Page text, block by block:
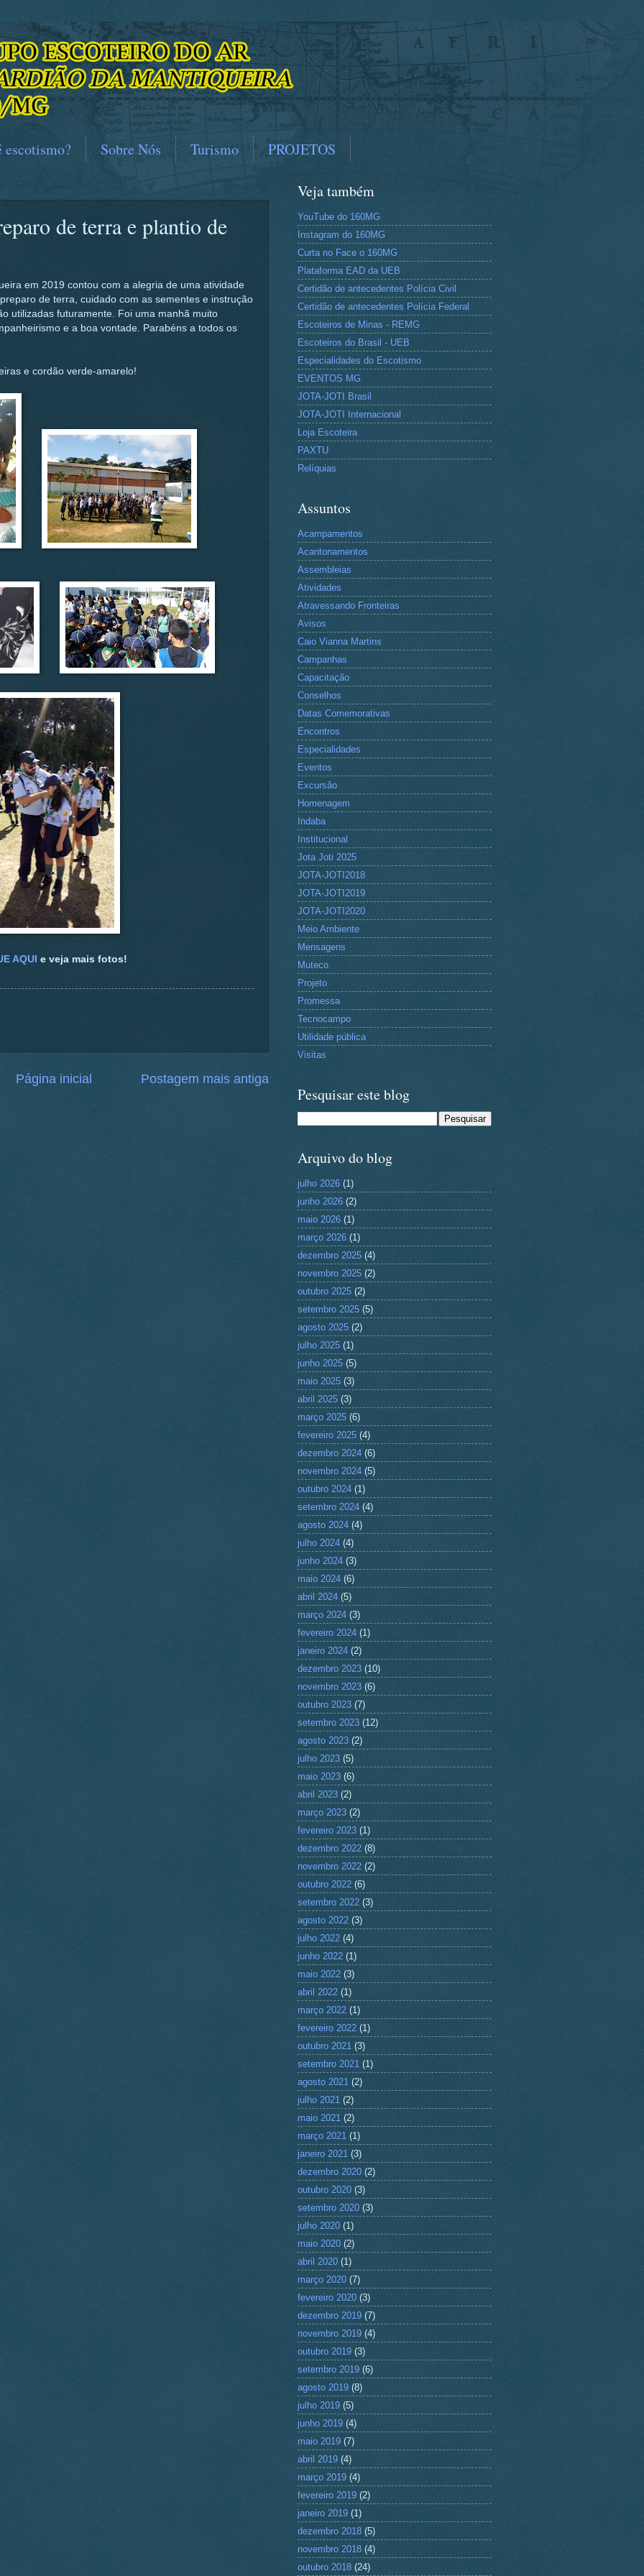
escotismo? Sobre Nós Turismo PROJETOS
de terra e plantio de
em 2019 contou com a alegria de uma atividade
de terra, cuidado com as sementes e instrução
utilizadas futuramente. Foi uma manhã muito
e a boa vontade. Parabéns a todos os
e cordão verde-amarelo!
AQUI e veja mais fotos!
Postagem mais antiga
Página inicial
Veja também
YouTube do 160MG
Instagram do 160MG
Curta no Face o 160MG
Plataforma EAD da UEB
Certidão de antecedentes Polícia Civil
Certidão de antecedentes Polícia Federal
Escoteiros de Minas - REMG
Escoteiros do Brasil - UEB
Especialidades do Escotismo
EVENTOS MG
JOTA-JOTI Brasil
JOTA-JOTI Internacional
Loja Escoteira
PAXTU
Relíquias
Assuntos
Acampamentos
Acantonamentos
Assembleias
Atividades
Atravessando Fronteiras
Avisos
Caio Vianna Martins
Campanhas
Capacitação
Conselhos
Datas Comemorativas
Encontros
Especialidades
Eventos
Excursão
Homenagem
Indaba
Institucional
Jota Joti 2025
JOTA-JOTI2018
JOTA-JOTI2019
JOTA-JOTI2020
Meio Ambiente
Mensagens
Muteco
Projeto
Promessa
Tecnocampo
Utilidade pública
Visitas
Pesquisar este blog
Arquivo do blog
julho 2026 (1)
junho 2026 (2)
maio 2026 (1)
março 2026 (1)
dezembro 2025 (4)
novembro 2025 (2)
outubro 2025 (2)
setembro 2025 (5)
agosto 2025 (2)
julho 2025 (1)
junho 2025 (5)
maio 2025 (3)
abril 2025 (3)
março 2025 (6)
fevereiro 2025 (4)
dezembro 2024 (6)
novembro 2024 (5)
outubro 2024 (1)
setembro 2024 (4)
agosto 2024 (4)
julho 2024 (4)
junho 2024 (3)
maio 2024 (6)
abril 2024 (5)
março 2024 (3)
fevereiro 2024 (1)
janeiro 2024 (2)
dezembro 2023 (10)
novembro 2023 (6)
outubro 2023 (7)
setembro 2023 (12)
agosto 2023 (2)
julho 2023 (5)
maio 2023 (6)
abril 2023 (2)
março 2023 (2)
fevereiro 2023 (1)
dezembro 2022 (8)
novembro 2022 (2)
outubro 2022 (6)
setembro 2022 (3)
agosto 2022 (3)
julho 2022 (4)
junho 2022 (1)
maio 2022 (3)
abril 2022 (1)
março 2022 (1)
fevereiro 2022 (1)
outubro 2021 (3)
setembro 2021 (1)
agosto 2021 (2)
julho 2021 (2)
maio 2021 (2)
março 2021 (1)
janeiro 2021 (3)
dezembro 2020 (2)
outubro 2020 (3)
setembro 2020 (3)
julho 2020 (1)
maio 2020 (2)
abril 2020 (1)
março 2020 (7)
fevereiro 2020 (3)
dezembro 2019 (7)
novembro 2019 (4)
outubro 2019 (3)
setembro 2019 (6)
agosto 2019 (8)
julho 2019 (5)
junho 2019 (4)
maio 2019 (7)
abril 2019 (4)
março 2019 (4)
fevereiro 2019 (2)
janeiro 2019 (1)
dezembro 2018 (5)
novembro 2018 (4)
outubro 2018 (24)